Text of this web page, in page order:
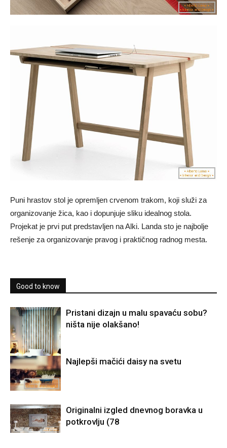
Puni hrastov stol je opremljen crvenom trakom, koji služi za
organizovanje žica, kao i dopunjuje sliku idealnog stola.
Projekat je prvi put predstavljen na Alki. Landa sto je najbolje
rešenje za organizovanje pravog i praktičnog radnog mesta.
Good to know
Pristani dizajn u malu spavaću sobu?
ništa nije olakšano!
Najlepši mačići daisy na svetu
Originalni izgled dnevnog boravka u
potkrovlju (78